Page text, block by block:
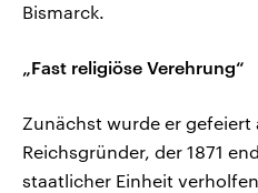
Bismarck.
„Fast religiöse Verehrung“
Zunächst wurde er gefeiert
Reichsgründer, der 1871
staatlicher Einheit